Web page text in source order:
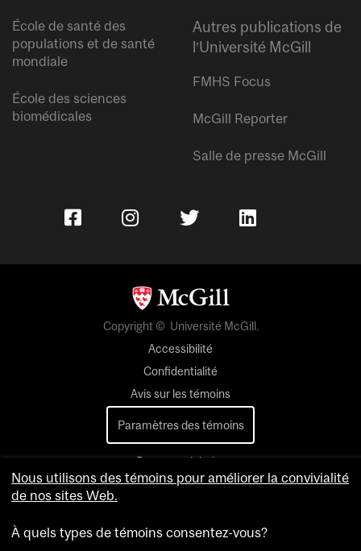
École de santé des
populations et de santé
mondiale
École des sciences
biomédicales
Autres publications de
l’Université McGill
FMHS Focus
McGill Reporter
Salle de presse McGill
Copyright © Université McGill.
Accessibilité
Confidentialité
Avis sur les témoins
Paramètres des témoins
Pour nous joindre
Nous utilisons des témoins pour améliorer la convivialité
de nos sites Web.
À quels types de témoins consentez-vous?